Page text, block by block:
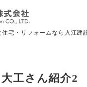
宅・リフォームなら入江建
大工さん紹介2